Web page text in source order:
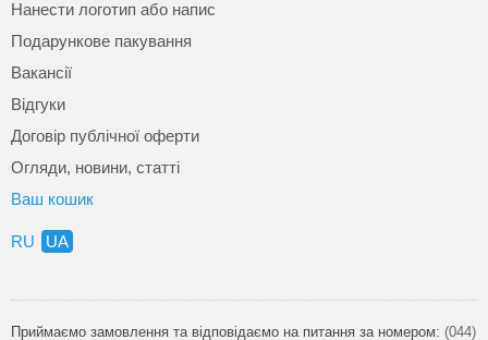
Нанести логотип або напис
Подарункове пакування
Вакансії
Відгуки
Договір публічної оферти
Огляди, новини, статті
Ваш кошик
RU UA
Приймаємо замовлення та відповідаємо на питання за номером: (044)